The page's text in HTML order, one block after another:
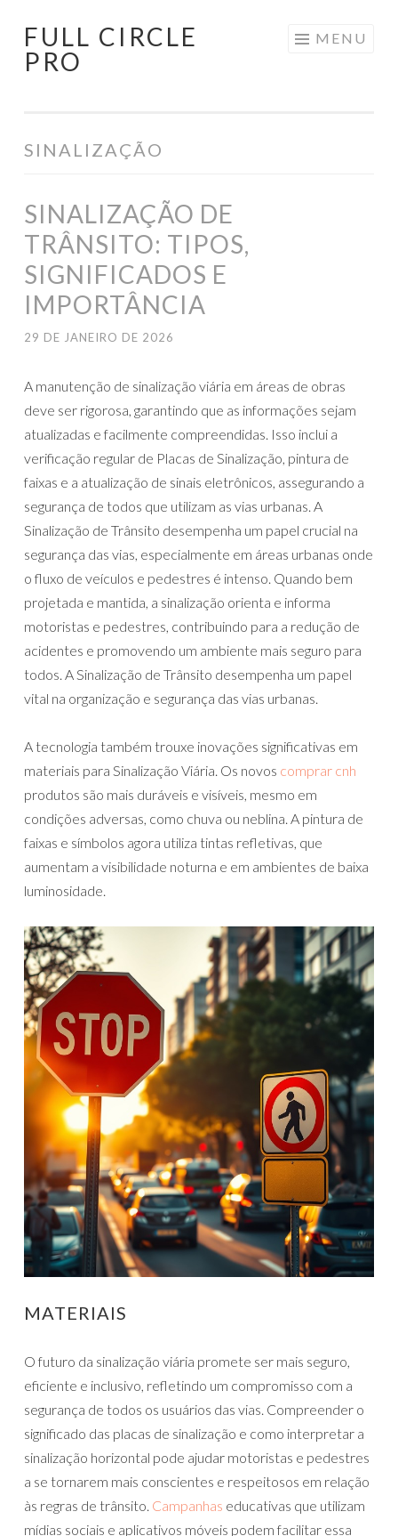
Pular
para
FULL CIRCLE
PRO
MENU
SINALIZAÇÃO
SINALIZAÇÃO DE
TRÂNSITO: TIPOS,
SIGNIFICADOS E
IMPORTÂNCIA
29 DE JANEIRO DE 2026
A manutenção de sinalização viária em áreas de obras
deve ser rigorosa, garantindo que as informações sejam
atualizadas e facilmente compreendidas. Isso inclui a
verificação regular de Placas de Sinalização, pintura de
faixas e a atualização de sinais eletrônicos, assegurando a
segurança de todos que utilizam as vias urbanas. A
Sinalização de Trânsito desempenha um papel crucial na
segurança das vias, especialmente em áreas urbanas onde
o fluxo de veículos e pedestres é intenso. Quando bem
projetada e mantida, a sinalização orienta e informa
motoristas e pedestres, contribuindo para a redução de
acidentes e promovendo um ambiente mais seguro para
todos. A Sinalização de Trânsito desempenha um papel
vital na organização e segurança das vias urbanas.
A tecnologia também trouxe inovações significativas em
materiais para Sinalização Viária. Os novos comprar cnh
produtos são mais duráveis e visíveis, mesmo em
condições adversas, como chuva ou neblina. A pintura de
faixas e símbolos agora utiliza tintas refletivas, que
aumentam a visibilidade noturna e em ambientes de baixa
luminosidade.
MATERIAIS
O futuro da sinalização viária promete ser mais seguro,
eficiente e inclusivo, refletindo um compromisso com a
segurança de todos os usuários das vias. Compreender o
significado das placas de sinalização e como interpretar a
sinalização horizontal pode ajudar motoristas e pedestres
a se tornarem mais conscientes e respeitosos em relação
às regras de trânsito. Campanhas educativas que utilizam
mídias sociais e aplicativos móveis podem facilitar essa